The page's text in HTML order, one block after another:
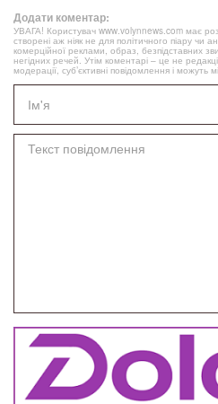
Додати коментар:
УВАГА! Користувач www.volynnews.com має
створені аж ніяк не для політичного піару чи
комерційної реклами, образ, безпідставних
негідних речей. Утім коментарі – це не
модерації, суб’єктивні повідомлення і можуть